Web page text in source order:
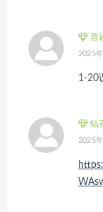
普
2025
1-20
钻
2025